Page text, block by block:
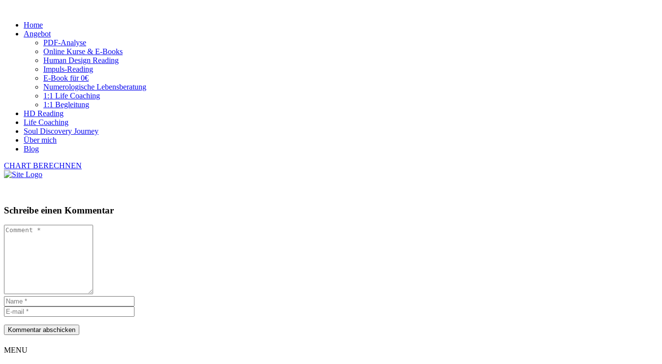
Home
Angebot
PDF-Analyse
Online Kurse & E-Books
Human Design Reading
Impuls-Reading
E-Book für 0€
Numerologische Lebensberatung
1:1 Life Coaching
1:1 Begleitung
HD Reading
Life Coaching
Soul Discovery Journey
Über mich
Blog
CHART BERECHNEN
Schreibe einen Kommentar
Kommentar abschicken
MENU